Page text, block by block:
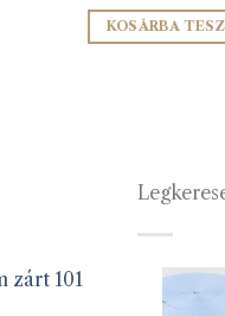
KOSÁRBA
zárt 101